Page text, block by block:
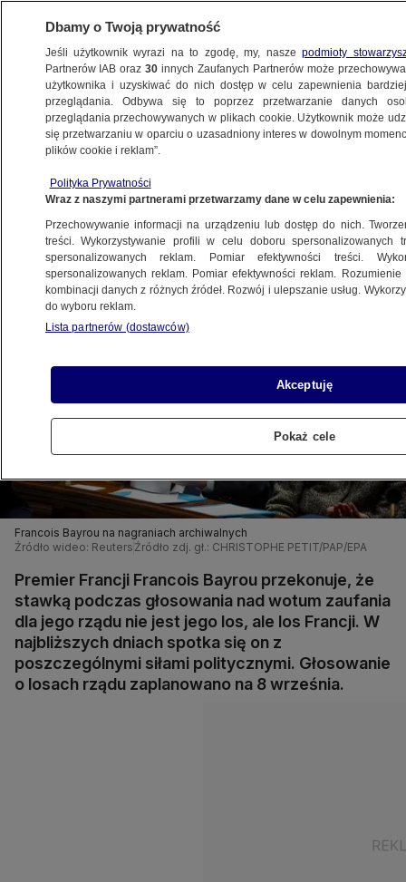
ŚWIAT
1.09.2025, 05:39
Posłuchaj artykułu
Czyta lektor AI
Francois Bayrou na nagraniach archiwalnych
Źródło wideo: Reuters Źródło zdj. gł.: CHRISTOPHE PETIT/PAP/EPA
Premier Francji Francois Bayrou przekonuje, że
stawką podczas głosowania nad wotum zaufania
dla jego rządu nie jest jego los, ale los Francji. W
najbliższych dniach spotka się on z
poszczególnymi siłami politycznymi. Głosowanie
o losach rządu zaplanowano na 8 września.
Dbamy o Twoją prywatność
Jeśli użytkownik wyrazi na to zgodę, my, naszepodmioty
Partnerów IAB oraz30 innych Zaufanych Partnerów może
użytkownika i uzyskiwać do nich dostęp w celu zapewnienia
przeglądania. Odbywa się to poprzez przetwarzanie danych
przeglądania przechowywanych w plikach cookie. Użytkownik może
się przetwarzaniu w oparciu o uzasadniony interes w dowolnym
plików cookie i reklam”.
Polityka Prywatności
Wraz z naszymi partnerami przetwarzamy dane w celu zapewnienia:
Przechowywanie informacji na urządzeniu lub dostęp do nich.
treści. Wykorzystywanie profili w celu doboru spersonalizowanych
spersonalizowanych reklam. Pomiar efektywności treści.
spersonalizowanych reklam. Pomiar efektywności reklam.
kombinacji danych z różnych źródeł. Rozwój i ulepszanie usług.
do wyboru reklam.
Lista partnerów (dostawców)
Akceptuję
Pokaż cele